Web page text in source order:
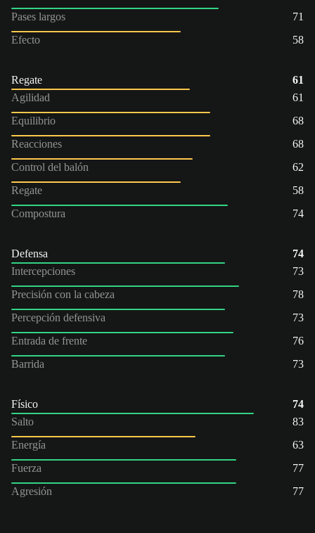
Pases largos
71
Efecto
58
Regate
61
Agilidad
61
Equilibrio
68
Reacciones
68
Control del balón
62
Regate
58
Compostura
74
Defensa
74
Intercepciones
73
Precisión con la cabeza
78
Percepción defensiva
73
Entrada de frente
76
Barrida
73
Físico
74
Salto
83
Energía
63
Fuerza
77
Agresión
77